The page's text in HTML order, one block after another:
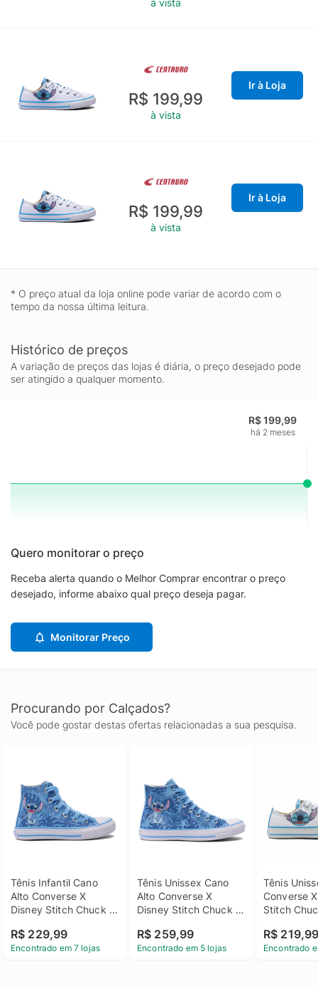
R$ 199,99
à vista
Ir à Loja
R$ 199,99
à vista
Ir à Loja
* O preço atual da loja online pode variar de acordo com o
tempo da nossa última leitura.
Histórico de preços
A variação de preços das lojas é diária, o preço desejado pode
ser atingido a qualquer momento.
R$ 199,99
há 2 meses
Quero monitorar o preço
Receba alerta quando o Melhor Comprar encontrar o preço
desejado, informe abaixo qual preço deseja pagar.
Monitorar Preço
Procurando por Calçados?
Você pode gostar destas ofertas relacionadas a sua pesquisa.
Tênis Infantil Cano
Alto Converse X
Disney Stitch Chuck
R$ 229,99
Encontrado em 7 lojas
Tênis Unissex Cano
Alto Converse X
Disney Stitch Chuck
R$ 259,99
Encontrado em 5 lojas
Tênis
Converse
Stitch
R$
Encontrado